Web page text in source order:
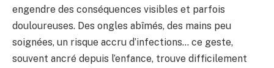
engendre des conséquences visibles et parfois
douloureuses. Des ongles abîmés, des mains peu
soignées, un risque accru d’infections… ce geste,
souvent ancré depuis l’enfance, trouve difficilement